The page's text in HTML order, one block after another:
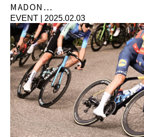
MADON…
EVENT 2025.02.03